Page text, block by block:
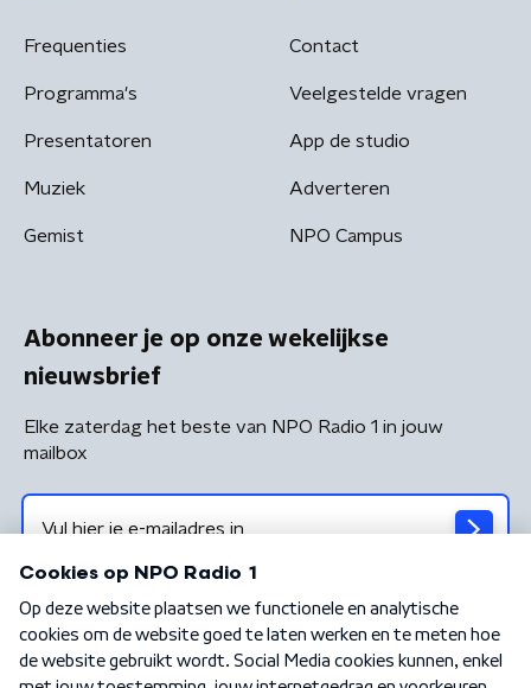
Frequenties
Programma's
Presentatoren
Muziek
Gemist
Contact
Veelgestelde vragen
App de studio
Adverteren
NPO Campus
Abonneer je op onze wekelijkse
nieuwsbrief
Elke zaterdag het beste van NPO Radio 1 in jouw
mailbox
Algemene voorwaarden